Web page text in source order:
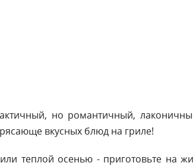
но романтичный,
вкусных блюд на гриле!
теплой осенью - приготовьте на